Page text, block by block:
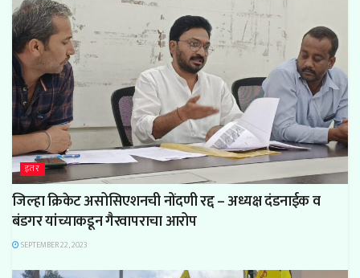
इतर
जिल्हा क्रिकेट असोसिएशनची नोंदणी रद्द – अध्यक्ष दंडनाईक व
बंडगर यांच्याकडून गैरवापराचा आरोप
SEPTEMBER 22, 2023